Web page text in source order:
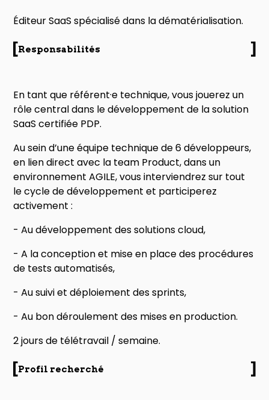
Éditeur SaaS spécialisé dans la dématérialisation.
Responsabilités
En tant que référent·e technique, vous jouerez un
rôle central dans le développement de la solution
SaaS certifiée PDP.
Au sein d’une équipe technique de 6 développeurs,
en lien direct avec la team Product, dans un
environnement AGILE, vous interviendrez sur tout
le cycle de développement et participerez
activement :
- Au développement des solutions cloud,
- A la conception et mise en place des procédures
de tests automatisés,
- Au suivi et déploiement des sprints,
- Au bon déroulement des mises en production.
2 jours de télétravail / semaine.
Profil recherché